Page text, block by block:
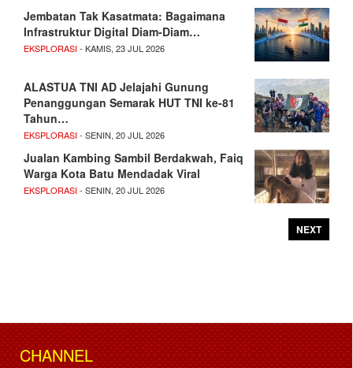
Jembatan Tak Kasatmata: Bagaimana
Infrastruktur Digital Diam-Diam…
EKSPLORASI- KAMIS, 23 JUL 2026
ALASTUA TNI AD Jelajahi Gunung
Penanggungan Semarak HUT TNI ke-81
Tahun…
EKSPLORASI- SENIN, 20 JUL 2026
Jualan Kambing Sambil Berdakwah, Faiq
Warga Kota Batu Mendadak Viral
EKSPLORASI- SENIN, 20 JUL 2026
NEXT
CHANNEL